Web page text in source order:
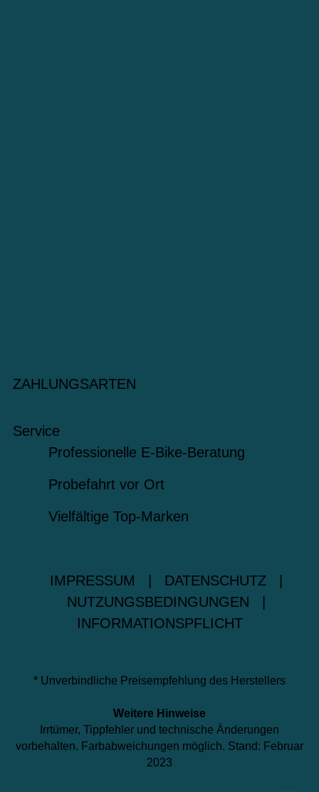
ZAHLUNGSARTEN
Service
Professionelle E-Bike-Beratung
Probefahrt vor Ort
Vielfältige Top-Marken
IMPRESSUM DATENSCHUTZ
NUTZUNGSBEDINGUNGEN
INFORMATIONSPFLICHT
* Unverbindliche Preisempfehlung des Herstellers
Weitere Hinweise
Irrtümer, Tippfehler und technische Änderungen
vorbehalten. Farbabweichungen möglich. Stand: Februar
2023